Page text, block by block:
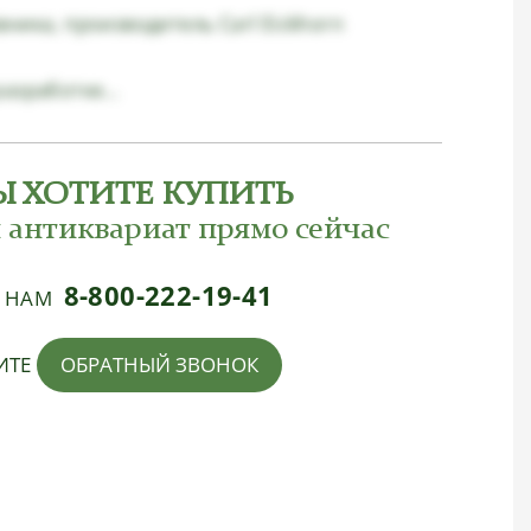
производитель Carl Eickhorn
ХОТИТЕ КУПИТЬ
прямо сейчас
НАМ 8-800-222-19-41
ОБРАТНЫЙ ЗВОНОК